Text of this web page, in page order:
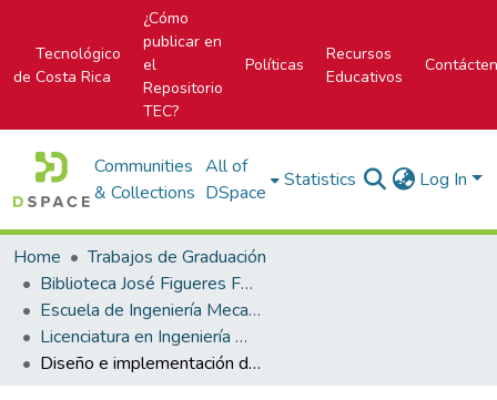
Tecnológico
de Costa Rica
¿Cómo
publicar en
el
Repositorio
TEC?
Políticas
Recursos
Educativos
Communities
& Collections
All of
DSpace
Statistics Log In
Home
Trabajos de Graduación
Biblioteca José Figueres Ferrer
Escuela de Ingeniería Mecatrónica (antes era Área Académica de Ingeniería Mecatrónica)
Licenciatura en Ingeniería Mecatrónica
Diseño e implementación de una herramienta para el modelado y mejora de la construcción de filtros optoelectrónicos tipo DBR